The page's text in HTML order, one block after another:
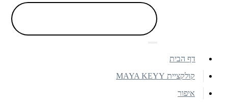
דף הבית
קולקציית MAYA KEYY
איפור